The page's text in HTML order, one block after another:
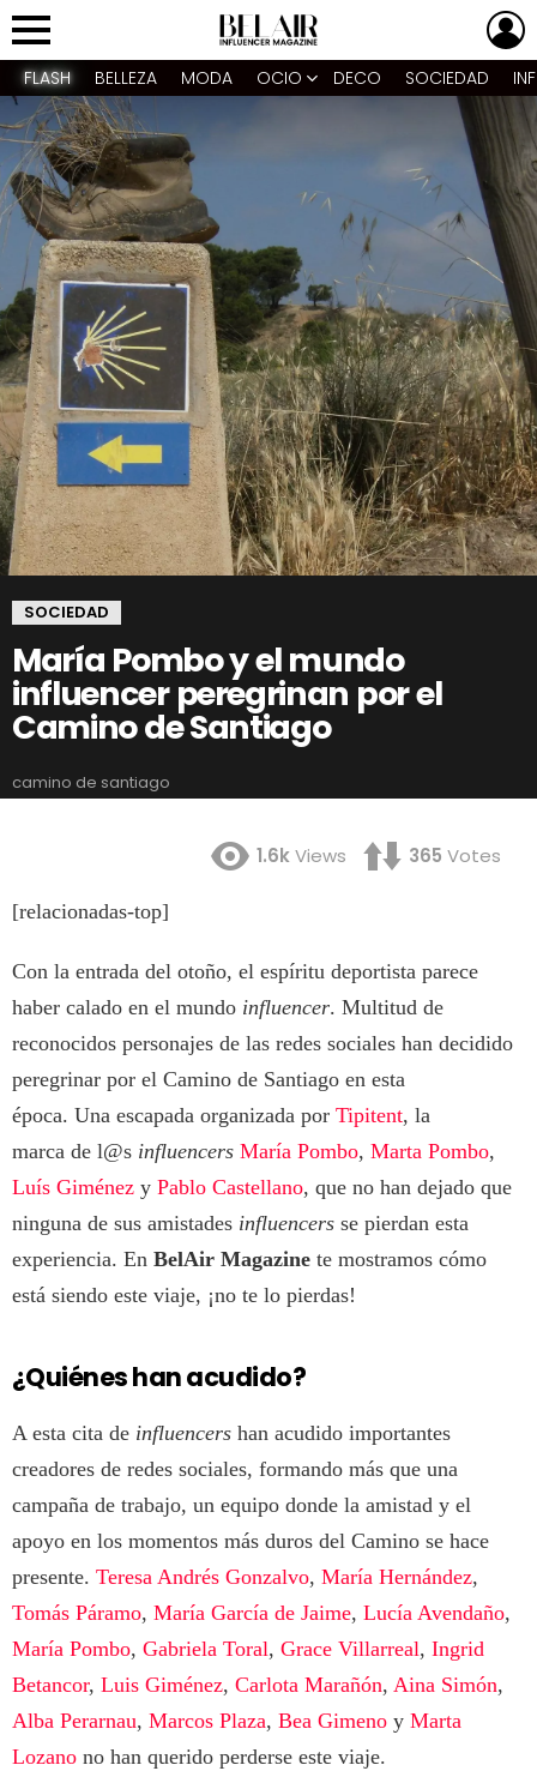
Menu
FLASH BELLEZA MODA OCIO DECO SOCIEDAD
SOCIEDAD
María Pombo y el mundo
influencer peregrinan por el
Camino de Santiago
camino de santiago
1.6kViews 365 Votes
[relacionadas-top]
Con la entrada del otoño, el espíritu deportista parece
haber calado en el mundo influencer. Multitud de
reconocidos personajes de las redes sociales han decidido
peregrinar por el Camino de Santiago en esta
época. Una escapada organizada por Tipitent, la
marca de l@s influencers María Pombo, Marta Pombo,
Luís Giménez y Pablo Castellano, que no han dejado que
ninguna de sus amistades influencers se pierdan esta
experiencia. En BelAir Magazine te mostramos cómo
está siendo este viaje, ¡no te lo pierdas!
¿Quiénes han acudido?
A esta cita de influencers han acudido importantes
creadores de redes sociales, formando más que una
campaña de trabajo, un equipo donde la amistad y el
apoyo en los momentos más duros del Camino se hace
presente. Teresa Andrés Gonzalvo, María Hernández,
Tomás Páramo, María García de Jaime, Lucía Avendaño,
María Pombo, Gabriela Toral, Grace Villarreal, Ingrid
Betancor, Luis Giménez, Carlota Marañón, Aina Simón,
Alba Perarnau, Marcos Plaza, Bea Gimeno y Marta
Lozano no han querido perderse este viaje.